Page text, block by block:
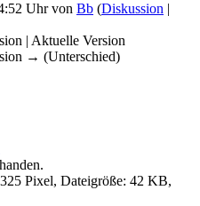
Uhr von Bb (Diskussion |
| Aktuelle Version
→ (Unterschied)
Pixel, Dateigröße: 42 KB,